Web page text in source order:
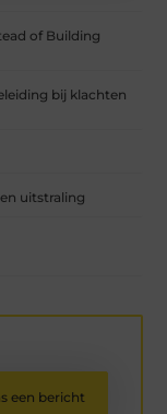
of Building
bij klachten
uitstraling
een bericht